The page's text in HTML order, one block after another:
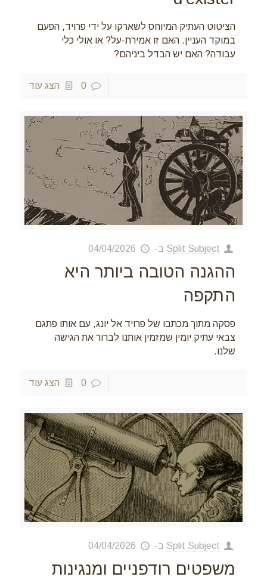
הציטוט העתיק המיוחס לשארקו על ידי פרויד, הפעם
במוקד העניין. האם זו אמירת-על? או אולי כלי
עבודה? האם יש הבדל ביניהם?
0 הצג עוד
Split Subject ב- 04/04/2026
ההגנה הטובה ביותר היא
התקפה
פסקה מתוך מכתבו של פרויד אל יונג, עם אותו פתגם
צבאי עתיק יומין שמזמין אותנו לברור את הגישה
שלנו.
0 הצג עוד
Split Subject ב- 04/04/2026
משפטים רודפניים ומנגינות